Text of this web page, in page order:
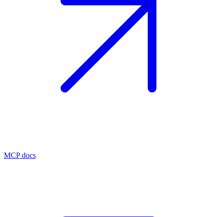
MCP docs